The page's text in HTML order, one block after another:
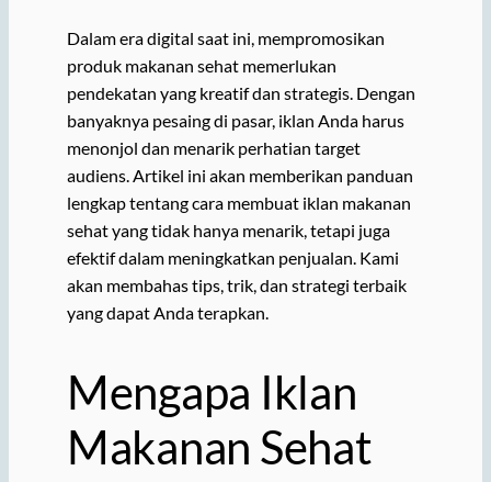
Dalam era digital saat ini, mempromosikan
produk makanan sehat memerlukan
pendekatan yang kreatif dan strategis. Dengan
banyaknya pesaing di pasar, iklan Anda harus
menonjol dan menarik perhatian target
audiens. Artikel ini akan memberikan panduan
lengkap tentang cara membuat iklan makanan
sehat yang tidak hanya menarik, tetapi juga
efektif dalam meningkatkan penjualan. Kami
akan membahas tips, trik, dan strategi terbaik
yang dapat Anda terapkan.
Mengapa Iklan
Makanan Sehat